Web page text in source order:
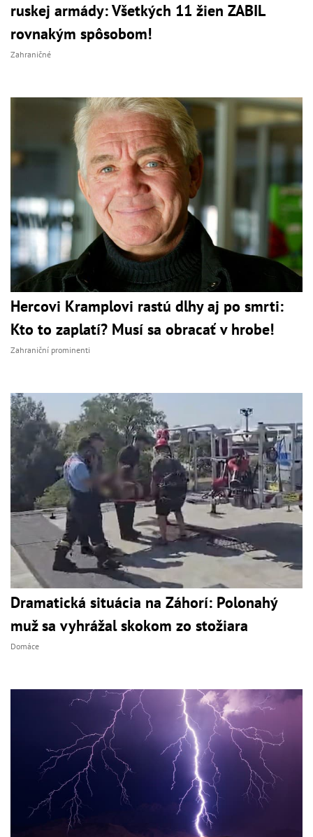
ruskej armády: Všetkých 11 žien ZABIL
rovnakým spôsobom!
Zahraničné
Hercovi Kramplovi rastú dlhy aj po smrti:
Kto to zaplatí? Musí sa obracať v hrobe!
Zahraniční prominenti
Dramatická situácia na Záhorí: Polonahý
muž sa vyhrážal skokom zo stožiara
Domáce